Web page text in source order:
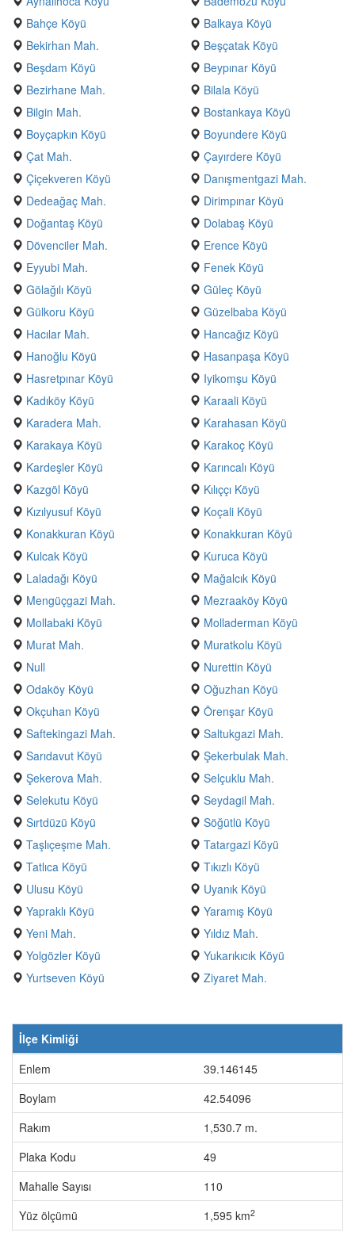
Bahçe Köyü
Balkaya Köyü
Bekirhan Mah.
Beşçatak Köyü
Beşdam Köyü
Beypınar Köyü
Bezirhane Mah.
Bilala Köyü
Bilgin Mah.
Bostankaya Köyü
Boyçapkın Köyü
Boyundere Köyü
Çat Mah.
Çayırdere Köyü
Çiçekveren Köyü
Danışmentgazi Mah.
Dedeağaç Mah.
Dirimpınar Köyü
Doğantaş Köyü
Dolabaş Köyü
Dövenciler Mah.
Erence Köyü
Eyyubi Mah.
Fenek Köyü
Gölağılı Köyü
Güleç Köyü
Gülkoru Köyü
Güzelbaba Köyü
Hacılar Mah.
Hancağız Köyü
Hanoğlu Köyü
Hasanpaşa Köyü
Hasretpınar Köyü
Iyikomşu Köyü
Kadıköy Köyü
Karaali Köyü
Karadera Mah.
Karahasan Köyü
Karakaya Köyü
Karakoç Köyü
Kardeşler Köyü
Karıncalı Köyü
Kazgöl Köyü
Kılıççı Köyü
Kızılyusuf Köyü
Koçali Köyü
Konakkuran Köyü
Konakkuran Köyü
Kulcak Köyü
Kuruca Köyü
Laladağı Köyü
Mağalcık Köyü
Mengüçgazi Mah.
Mezraaköy Köyü
Mollabaki Köyü
Molladerman Köyü
Murat Mah.
Muratkolu Köyü
Null
Nurettin Köyü
Odaköy Köyü
Oğuzhan Köyü
Okçuhan Köyü
Örenşar Köyü
Saftekingazi Mah.
Saltukgazi Mah.
Sarıdavut Köyü
Şekerbulak Mah.
Şekerova Mah.
Selçuklu Mah.
Selekutu Köyü
Seydagil Mah.
Sırtdüzü Köyü
Söğütlü Köyü
Taşlıçeşme Mah.
Tatargazi Köyü
Tatlıca Köyü
Tıkızlı Köyü
Ulusu Köyü
Uyanık Köyü
Yapraklı Köyü
Yaramış Köyü
Yeni Mah.
Yıldız Mah.
Yolgözler Köyü
Yukarıkıcık Köyü
Yurtseven Köyü
Ziyaret Mah.
İlçe Kimliği
Enlem
39.146145
Boylam
42.54096
Rakım
1,530.7 m.
Plaka Kodu
49
Mahalle Sayısı
110
Yüz ölçümü
1,595 km2